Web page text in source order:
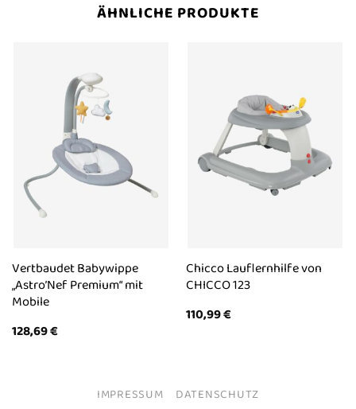
ÄHNLICHE PRODUKTE
Vertbaudet Babywippe
„Astro’Nef Premium“ mit
Mobile
128,69€
Chicco Lauflernhilfe von
CHICCO 123
110,99€
IMPRESSUM DATENSCHUTZ